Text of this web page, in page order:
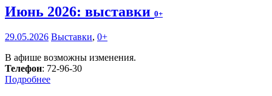
Июнь 2026: выставки 0+
29.05.2026 Выставки, 0+
В афише возможны изменения.
Телефон: 72-96-30
Подробнее